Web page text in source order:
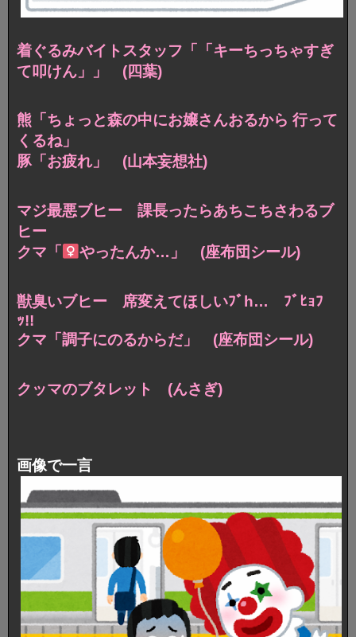
着ぐるみバイトスタッフ「「キーちっちゃすぎ
て叩けん」」 (四葉)
熊「ちょっと森の中にお嬢さんおるから 行って
くるね」
豚「お疲れ」 (山本妄想社)
マジ最悪ブヒー 課長ったらあちこちさわるブ
ヒー
クマ「
やったんか…」 (座布団シール)
獣臭いブヒー 席変えてほしいﾌﾞh… ﾌﾞﾋｮﾌ
ｯ!!
クマ「調子にのるからだ」 (座布団シール)
クッマのブタレット (んさぎ)
画像で一言